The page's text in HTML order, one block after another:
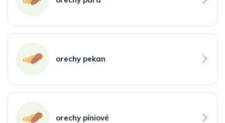
orechy pekan
orechy píniové